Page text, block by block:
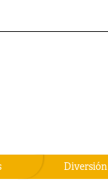
Diversión